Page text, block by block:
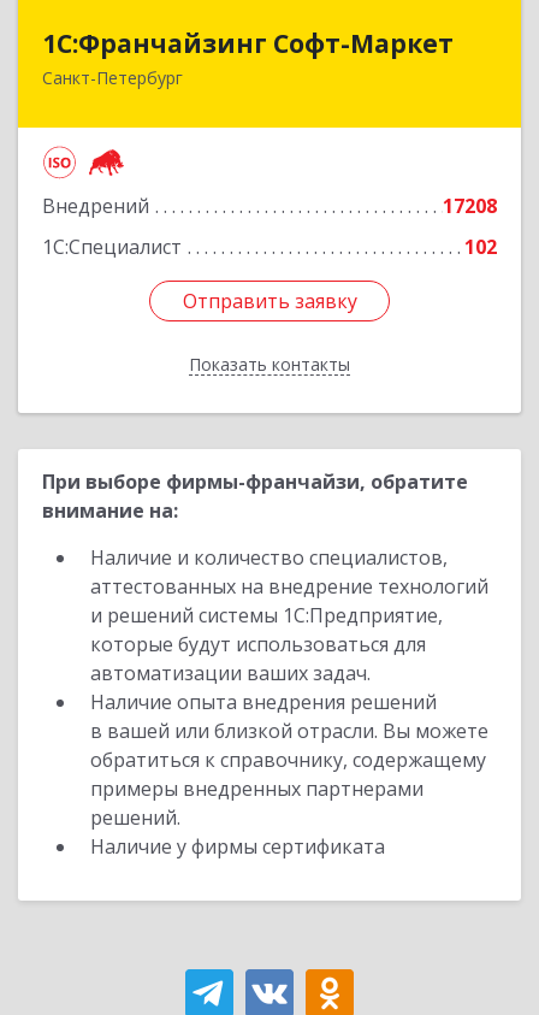
1С:Франчайзинг Софт-Маркет
Санкт-Петербург
Внедрений
17208
1С:Специалист
102
Отправить заявку
Показать контакты
1С:Франчайзинг Софт-Маркет
Санкт-Петербург г, Суворовский проспект, 10
Отправить заявку
Назад
При выборе фирмы-франчайзи, обратите
внимание на:
Наличие и количество специалистов,
аттестованных на внедрение технологий
и решений системы 1С:Предприятие,
которые будут использоваться для
автоматизации ваших задач.
Наличие опыта внедрения решений
в вашей или близкой отрасли. Вы можете
обратиться к справочнику, содержащему
примеры внедренных партнерами
решений.
Наличие у фирмы сертификата